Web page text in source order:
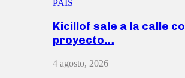
PAÍS
Kicillof sale a la calle
proyecto…
4 agosto, 2026